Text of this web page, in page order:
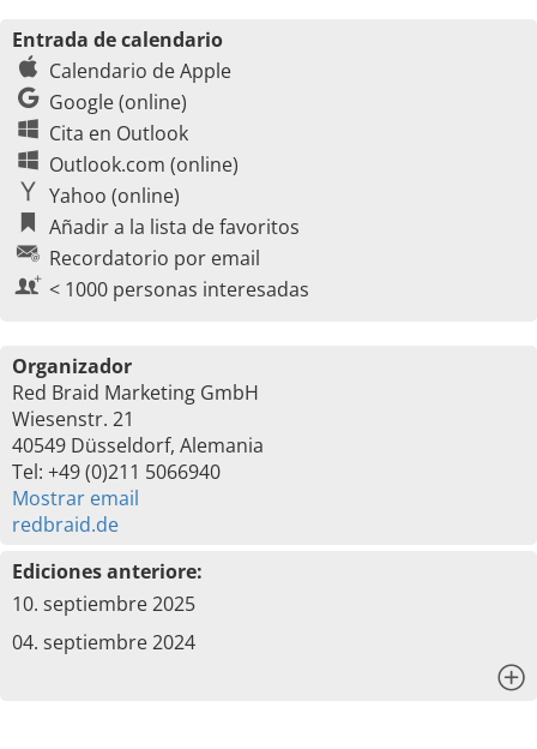
Entrada de calendario
Calendario de Apple
Google (online)
Cita en Outlook
Outlook.com (online)
Yahoo (online)
Añadir a la lista de favoritos
Recordatorio por email
< 1000 personas interesadas
Organizador
Red Braid Marketing GmbH
Wiesenstr. 21
40549 Düsseldorf, Alemania
Tel: +49 (0)211 5066940
Mostrar email
redbraid.de
Ediciones anteriore:
10. septiembre 2025
04. septiembre 2024